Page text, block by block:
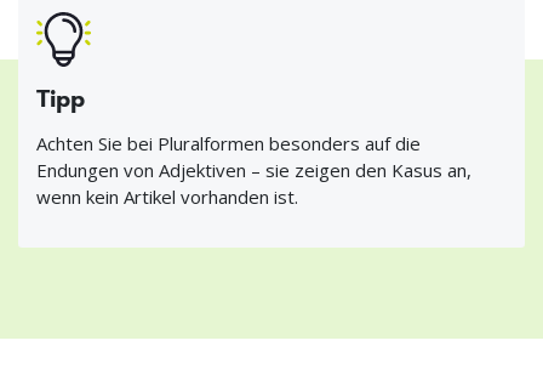
Tipp
Achten Sie bei Pluralformen besonders auf die
Endungen von Adjektiven – sie zeigen den Kasus an,
wenn kein Artikel vorhanden ist.